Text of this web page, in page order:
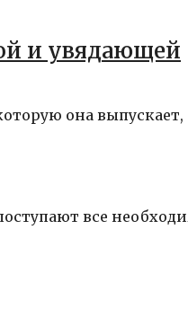
и увядающей
она выпускает,
все